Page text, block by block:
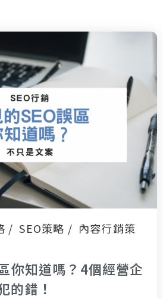
SEO策略
內容行銷策
你知道嗎？4個經營企
的錯！